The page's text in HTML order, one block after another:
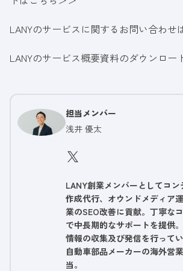
LANYのサービスに関するお問い合わせ
LANYのサービス概要資料のダウンロー
担当メンバー
浅井 優太
LANY創業メンバーとしてコ
作成代行、オウンドメディア
業のSEO改善に貢献。丁寧な
で中長期的なサポートを提供
情報の収集及び発信を行って
自動車部品メーカーの海外営
当。